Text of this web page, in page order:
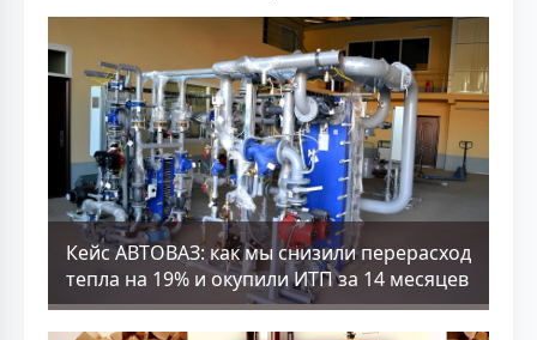
Кейс АВТОВАЗ: как мы снизили перерасход
тепла на 19% и окупили ИТП за 14 месяцев